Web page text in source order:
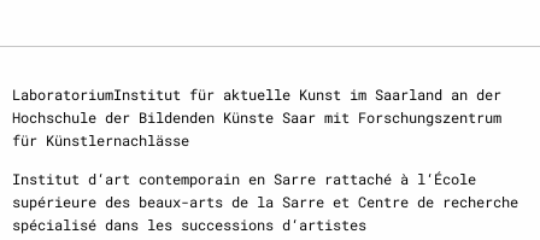
LaboratoriumInstitut für aktuelle Kunst im Saarland an der
Hochschule der Bildenden Künste Saar mit Forschungszentrum
für Künstlernachlässe
Institut d‘art contemporain en Sarre rattaché à l‘École
supérieure des beaux-arts de la Sarre et Centre de recherche
spécialisé dans les successions d‘artistes